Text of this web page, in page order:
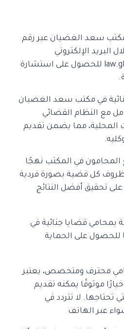
سعد الغضيان عبر رقم
البريد الإلكتروني
law.ghadian42@gmail.com للحصول على استشارة
في مكتب سعد الغضيان
مع النظام القضائي
المحلية، مما يضمن تقديم
المحامون في المكتب نهجًا
كل قضية بصورة فردية
تحقيق أفضل النتائج
بمحامي قضايا جنائية في
للحصول على الحماية
محترف ومتخصص، يعتبر
موثوقًا يمكنه تقديم
تحتاجها. لا تتردد في
عبر الهاتف